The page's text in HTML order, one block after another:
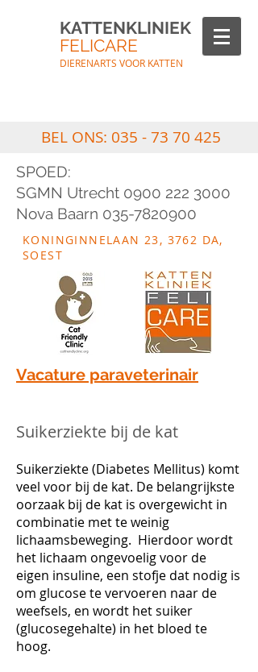
KATTENKLINIEK
FELICARE
DIERENARTS VOOR KATTEN
BEL ONS: 035 - 73 70 425
SPOED:
SGMN Utrecht 0900 222 3000
Nova Baarn 035-7820900
KONINGINNELAAN 23, 3762 DA,
SOEST
Vacature paraveterinair
Suikerziekte bij de kat
Suikerziekte (Diabetes Mellitus) komt
veel voor bij de kat. De belangrijkste
oorzaak bij de kat is overgewicht in
combinatie met te weinig
lichaamsbeweging. Hierdoor wordt
het lichaam ongevoelig voor de
eigen insuline, een stofje dat nodig is
om glucose te vervoeren naar de
weefsels, en wordt het suiker
(glucosegehalte) in het bloed te
hoog.